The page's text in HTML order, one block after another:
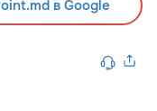
в Google